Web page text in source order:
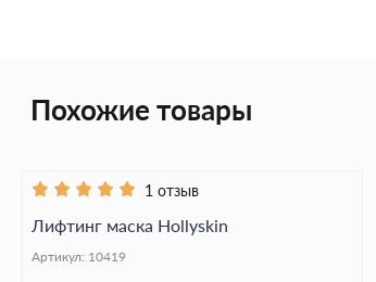
Похожие товары
1 отзыв
Лифтинг маска Hollyskin
Артикул: 10419